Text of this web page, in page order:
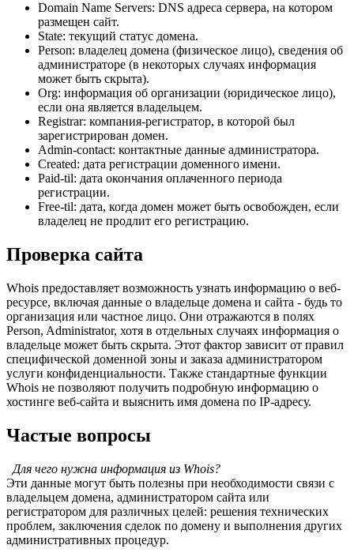
Domain Name Servers: DNS адреса сервера, на котором
размещен сайт.
State: текущий статус домена.
Person: владелец домена (физическое лицо), сведения об
администраторе (в некоторых случаях информация
может быть скрыта).
Org: информация об организации (юридическое лицо),
если она является владельцем.
Registrar: компания-регистратор, в которой был
зарегистрирован домен.
Admin-contact: контактные данные администратора.
Created: дата регистрации доменного имени.
Paid-til: дата окончания оплаченного периода
регистрации.
Free-til: дата, когда домен может быть освобожден, если
владелец не продлит его регистрацию.
Проверка сайта
Whois предоставляет возможность узнать информацию о веб-
ресурсе, включая данные о владельце домена и сайта - будь то
организация или частное лицо. Они отражаются в полях
Person, Administrator, хотя в отдельных случаях информация о
владельце может быть скрыта. Этот фактор зависит от правил
специфической доменной зоны и заказа администратором
услуги конфиденциальности. Также стандартные функции
Whois не позволяют получить подробную информацию о
хостинге веб-сайта и выяснить имя домена по IP-адресу.
Частые вопросы
Для чего нужна информация из Whois?
Эти данные могут быть полезны при необходимости связи с
владельцем домена, администратором сайта или
регистратором для различных целей: решения технических
проблем, заключения сделок по домену и выполнения других
административных процедур.